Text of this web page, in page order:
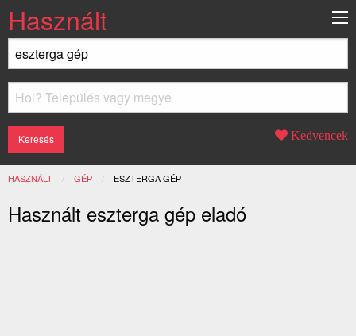
Használt
Kedvencek
HASZNÁLT GÉP JELENLEGI:
ESZTERGA GÉP
Használt eszterga gép eladó